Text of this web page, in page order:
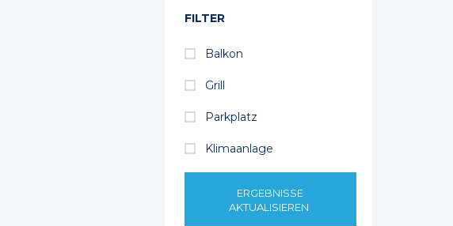
FILTER
Balkon
Grill
Parkplatz
Klimaanlage
ERGEBNISSE
AKTUALISIEREN